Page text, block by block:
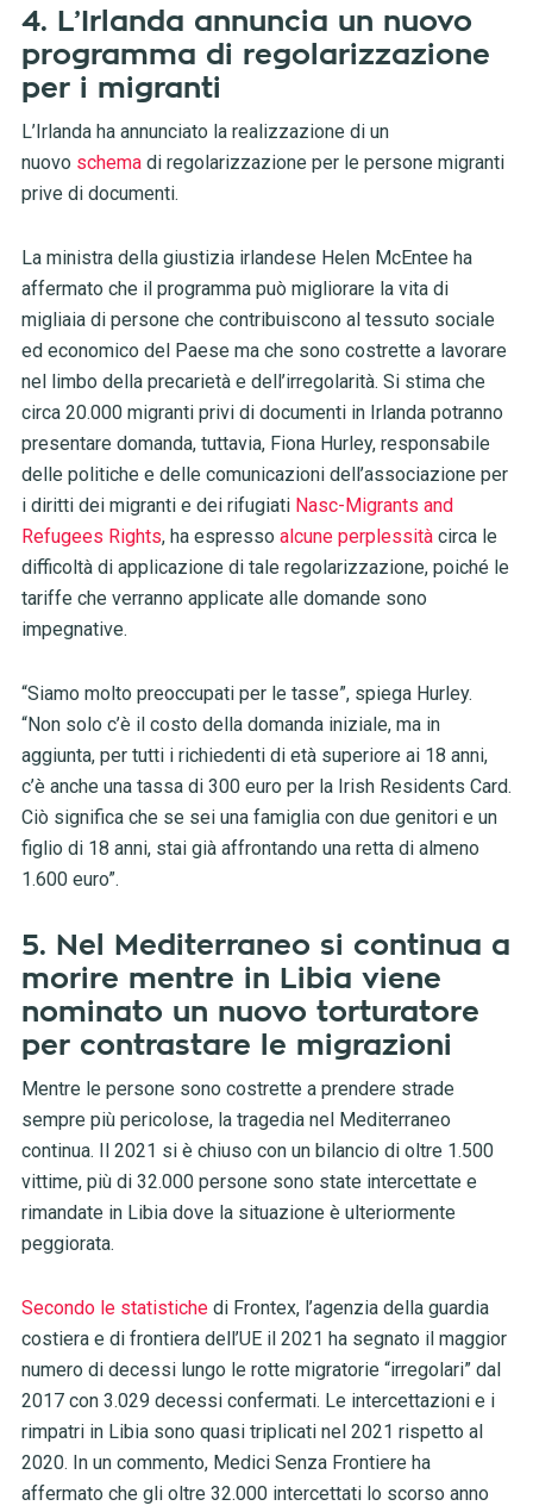
4. L’Irlanda annuncia un nuovo
programma di regolarizzazione
per i migranti
L’Irlanda ha annunciato la realizzazione di un
nuovo schemadi regolarizzazione per le persone migranti
prive di documenti.
La ministra della giustizia irlandese Helen McEntee ha
affermato che il programma può migliorare la vita di
migliaia di persone che contribuiscono al tessuto sociale
ed economico del Paese ma che sono costrette a lavorare
nel limbo della precarietà e dell’irregolarità. Si stima che
circa 20.000 migranti privi di documenti in Irlanda potranno
presentare domanda, tuttavia, Fiona Hurley, responsabile
delle politiche e delle comunicazioni dell’associazione per
i diritti dei migranti e dei rifugiati Nasc-Migrants and
Refugees Rights, ha espresso alcune perplessitàcirca le
difficoltà di applicazione di tale regolarizzazione, poiché le
tariffe che verranno applicate alle domande sono
impegnative.
“Siamo molto preoccupati per le tasse”, spiega Hurley.
“Non solo c’è il costo della domanda iniziale, ma in
aggiunta, per tutti i richiedenti di età superiore ai 18 anni,
c’è anche una tassa di 300 euro per la Irish Residents Card.
Ciò significa che se sei una famiglia con due genitori e un
figlio di 18 anni, stai già affrontando una retta di almeno
1.600 euro”.
5. Nel Mediterraneo si continua a
morire mentre in Libia viene
nominato un nuovo torturatore
per contrastare le migrazioni
Mentre le persone sono costrette a prendere strade
sempre più pericolose, la tragedia nel Mediterraneo
continua. Il 2021 si è chiuso con un bilancio di oltre 1.500
vittime, più di 32.000 persone sono state intercettate e
rimandate in Libia dove la situazione è ulteriormente
peggiorata.
Secondo le statistiche di Frontex, l’agenzia della guardia
costiera e di frontiera dell’UE il 2021 ha segnato il maggior
numero di decessi lungo le rotte migratorie “irregolari” dal
2017 con 3.029 decessi confermati. Le intercettazioni e i
rimpatri in Libia sono quasi triplicati nel 2021 rispetto al
2020. In un commento, Medici Senza Frontiere ha
affermato che gli oltre 32.000 intercettati lo scorso anno